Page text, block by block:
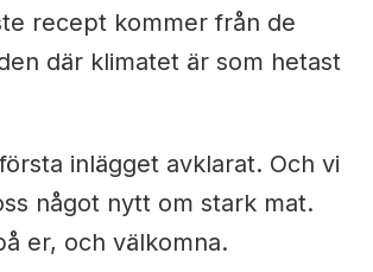
recept kommer från de
där klimatet är som hetast
inlägget avklarat. Och vi
något nytt om stark mat.
er, och välkomna.